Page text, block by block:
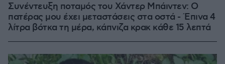
Συνέντευξη ποταμός του Χάντερ Μπάιντεν: Ο
πατέρας μου έχει μεταστάσεις στα οστά - Έπινα 4
λίτρα βότκα τη μέρα, κάπνιζα κρακ κάθε 15 λεπτά